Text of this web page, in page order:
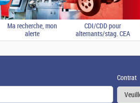
Ma recherche, mon
alerte
CDI/CDD pour
alternants/stag. CEA
Contrat